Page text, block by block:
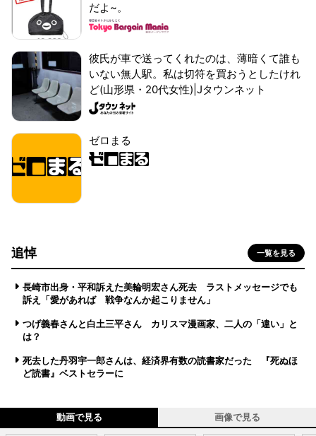
だよ~。
彼氏が車で送ってくれたのは、薄暗くて誰も
いない無人駅。私は切符を買おうとしたけれ
ど(山形県・20代女性)|Jタウンネット
ゼロまる
追悼 一覧を見る
長崎市出身・平和訴えた美輪明宏さん死去 ラストメッセージでも
訴え「愛があれば 戦争なんか起こりません」
つげ義春さんと白土三平さん カリスマ漫画家、二人の「違い」と
は？
死去した丹羽宇一郎さんは、経済界有数の読書家だった 『死ぬほ
ど読書』ベストセラーに
動画で見る 画像で見る